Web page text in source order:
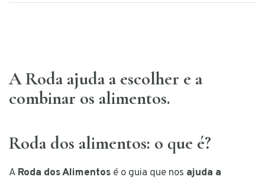
A Roda ajuda a escolher e a
combinar os alimentos.
Roda dos alimentos: o que é?
A Roda dos Alimentos é o guia que nos ajuda a